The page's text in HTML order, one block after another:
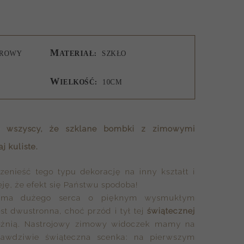
MATERIAŁ: SZKŁO
W IELKOŚĆ: 10CM
wszyscy, że szklane bombki z zimowymi
kuliste.
tego typu dekorację na inny kształt i
że efekt się Państwu spodoba!
dużego serca o pięknym wysmukłym
dwustronna, choć przód i tył tej świątecznej
Nastrojowy zimowy widoczek mamy na
świąteczna scenka: na pierwszym